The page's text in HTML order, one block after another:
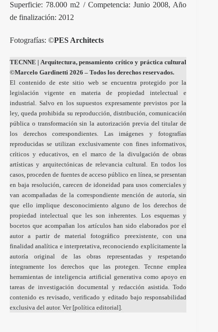
Superficie: 78.000 m2 / Competencia: Junio ​​2008, Año
de finalización: 2012
Fotografías: ©PES Architects
TECNNE | Arquitectura, pensamiento crítico y práctica cultural
©Marcelo Gardinetti 2026 – Todos los derechos reservados.
El contenido de este sitio web se encuentra protegido por la
legislación vigente en materia de propiedad intelectual e
industrial. Salvo en los supuestos expresamente previstos por la
ley, queda prohibida su reproducción, distribución, comunicación
pública o transformación sin la autorización previa del titular de
los derechos correspondientes. Las imágenes y fotografías
reproducidas se utilizan exclusivamente con fines informativos,
críticos y educativos, en el marco de la divulgación de obras
artísticas y arquitectónicas de relevancia cultural. En todos los
casos, proceden de fuentes de acceso público en línea, se presentan
en baja resolución, carecen de idoneidad para usos comerciales y
van acompañadas de la correspondiente mención de autoría, sin
que ello implique desconocimiento alguno de los derechos de
propiedad intelectual que les son inherentes. Los esquemas y
bocetos que acompañan los artículos han sido elaborados por el
autor a partir de material fotográfico preexistente, con una
finalidad analítica e interpretativa, reconociendo explícitamente la
autoría original de las obras representadas y respetando
íntegramente los derechos que las protegen. Tecnne emplea
herramientas de inteligencia artificial generativa como apoyo en
tareas de investigación documental y redacción asistida. Todo
contenido es revisado, verificado y editado bajo responsabilidad
exclusiva del autor. Ver [política editorial].